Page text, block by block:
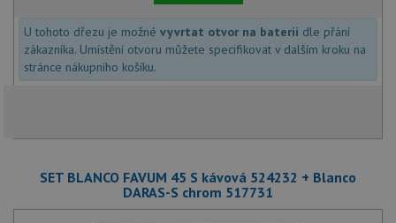
U tohoto dřezu je možné vyvrtat otvor na baterii dle přání
zákazníka. Umístění otvoru můžete specifikovat v dalším kroku na
stránce nákupního košíku.
SET BLANCO FAVUM 45 S kávová 524232 + Blanco
DARAS-S chrom 517731